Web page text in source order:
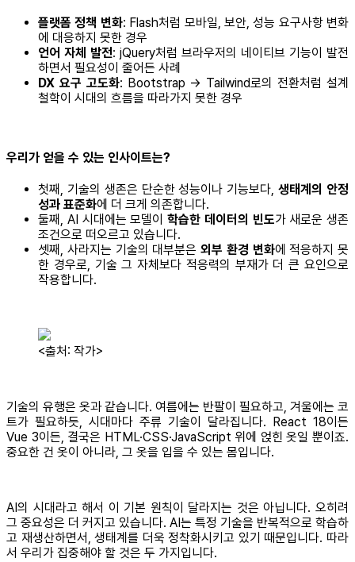
플랫폼 정책 변화: Flash처럼 모바일, 보안, 성능 요구사항 변화
에 대응하지 못한 경우
언어 자체 발전: jQuery처럼 브라우저의 네이티브 기능이 발전
하면서 필요성이 줄어든 사례
DX 요구 고도화: Bootstrap → Tailwind로의 전환처럼 설계
철학이 시대의 흐름을 따라가지 못한 경우
우리가 얻을 수 있는 인사이트는?
첫째, 기술의 생존은 단순한 성능이나 기능보다,생태계의 안정
성과 표준화에 더 크게 의존합니다.
둘째, AI 시대에는 모델이 학습한 데이터의 빈도가 새로운 생존
조건으로 떠오르고 있습니다.
셋째, 사라지는 기술의 대부분은 외부 환경 변화에 적응하지 못
한 경우로, 기술 그 자체보다 적응력의 부재가 더 큰 요인으로
작용합니다.
<출처: 작가>
기술의 유행은 옷과 같습니다. 여름에는 반팔이 필요하고, 겨울에는 코
트가 필요하듯, 시대마다 주류 기술이 달라집니다. React 18이든
Vue 3이든, 결국은 HTML·CSS·JavaScript 위에 얹힌 옷일 뿐이죠.
중요한 건 옷이 아니라, 그 옷을 입을 수 있는 몸입니다.
AI의 시대라고 해서 이 기본 원칙이 달라지는 것은 아닙니다. 오히려
그 중요성은 더 커지고 있습니다. AI는 특정 기술을 반복적으로 학습하
고 재생산하면서, 생태계를 더욱 정착화시키고 있기 때문입니다. 따라
서 우리가 집중해야 할 것은 두 가지입니다.